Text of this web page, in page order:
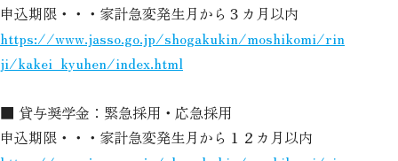
申込期限・・・家計急変発生月から３カ月以内
https://www.jasso.go.jp/shogakukin/moshikomi/rin
ji/kakei_kyuhen/index.html
■ 貸与奨学金：緊急採用・応急採用
申込期限・・・家計急変発生月から１２カ月以内